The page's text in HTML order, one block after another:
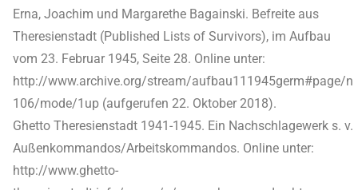
Erna, Joachim und Margarethe Bagainski. Befreite aus
Theresienstadt (Published Lists of Survivors), im Aufbau
vom 23. Februar 1945, Seite 28. Online unter:
http://www.archive.org/stream/aufbau111945germ#page/n
106/mode/1up (aufgerufen 22. Oktober 2018).
Ghetto Theresienstadt 1941-1945. Ein Nachschlagewerk s. v.
Außenkommandos/Arbeitskommandos. Online unter:
http://www.ghetto-